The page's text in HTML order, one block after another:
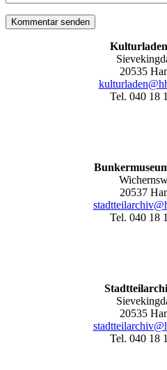
20535
Tel. 040 18
20537
Tel. 040 18
20535
Tel. 040 18